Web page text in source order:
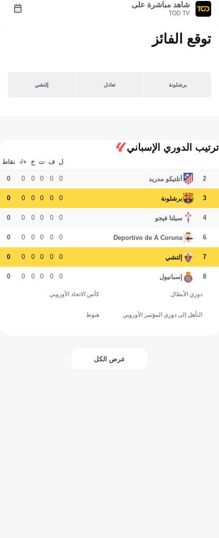
شاهد مباشرة على
TOD TV
توقع الفائز
برشلونة تعادل إلتشي
ترتيب الدوري الإسباني
ل ف ت خ +/- نقاط
2 أتلتيكو مدريد 0
0
0
0
0
0
3 برشلونة 0
0
0
0
0
0
4 سيلتا فيجو 0
0
0
0
0
0
6
Deportivo de A Coruna
0
0
0
0
0
0
7 إلتشي 0
0
0
0
0
0
8 إسبانيول 0
0
0
0
0
0
دوري الأبطال كأس الاتحاد الأوروبي
التأهل إلى دوري المؤتمر الأوروبي هبوط
عرض الكل